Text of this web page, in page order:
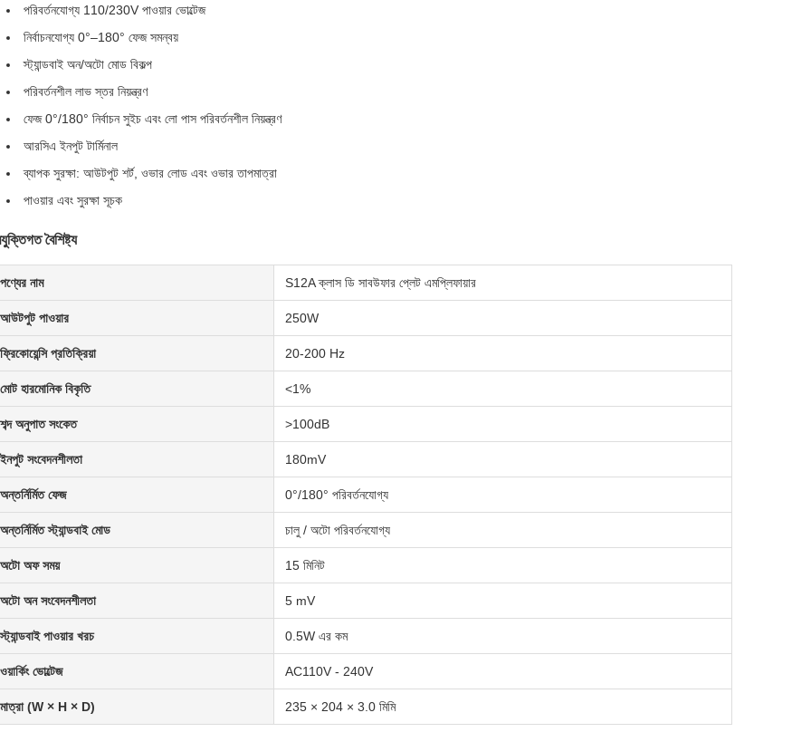
পরিবর্তনযোগ্য 110/230V পাওয়ার ভোল্টেজ
নির্বাচনযোগ্য 0°–180° ফেজ সমন্বয়
স্ট্যান্ডবাই অন/অটো মোড বিকল্প
পরিবর্তনশীল লাভ স্তর নিয়ন্ত্রণ
ফেজ 0°/180° নির্বাচন সুইচ এবং লো পাস পরিবর্তনশীল নিয়ন্ত্রণ
আরসিএ ইনপুট টার্মিনাল
ব্যাপক সুরক্ষা: আউটপুট শর্ট, ওভার লোড এবং ওভার তাপমাত্রা
পাওয়ার এবং সুরক্ষা সূচক
বৈশিষ্ট্য
পণ্যের নাম S12A ক্লাস ডি সাবউফার প্লেট এমপ্লিফায়ার
আউটপুট পাওয়ার 250W
ফ্রিকোয়েন্সি প্রতিক্রিয়া 20-200 Hz
মোট হারমোনিক বিকৃতি <1%
শব্দ অনুপাত সংকেত >100dB
ইনপুট সংবেদনশীলতা 180mV
অন্তর্নির্মিত ফেজ 0°/180° পরিবর্তনযোগ্য
অন্তর্নির্মিত স্ট্যান্ডবাই মোড চালু / অটো পরিবর্তনযোগ্য
অটো অফ সময় 15 মিনিট
অটো অন সংবেদনশীলতা 5 mV
স্ট্যান্ডবাই পাওয়ার খরচ 0.5W এর কম
ওয়ার্কিং ভোল্টেজ AC110V - 240V
মাত্রা (W × H × D) 235 × 204 × 3.0 মিমি